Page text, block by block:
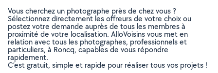
Vous cherchez un photographe près de chez vous ?
Sélectionnez directement les offreurs de votre choix ou
postez votre demande auprès de tous les membres à
proximité de votre localisation. AlloVoisins vous met en
relation avec tous les photographes, professionnels et
particuliers, à Roncq, capables de vous répondre
rapidement.
C’est gratuit, simple et rapide pour réaliser tous vos projets !